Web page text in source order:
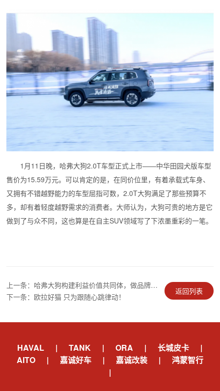
1月11日晚，哈弗大狗2.0T车型正式上市——中华田园犬版车型
售价为15.59万元。可以肯定的是，在同价位里，有着承载式车身、
又拥有不错越野能力的车型屈指可数，2.0T大狗满足了那些预算不
多，却有着轻度越野需求的消费者。大师认为，大狗可贵的地方是它
做到了与众不同，这也算是在自主SUV领域写了下浓墨重彩的一笔。
上一条：哈弗大狗构建利益价值共同体，做品牌向上的顶流
下一条：欧拉好猫 只为跟随心跳律动！
返回列表
HAVAL | TANK | ORA | 长城皮卡
|
AITO
| 嘉诚好车 | 嘉诚改装 |
鸿蒙智行
|